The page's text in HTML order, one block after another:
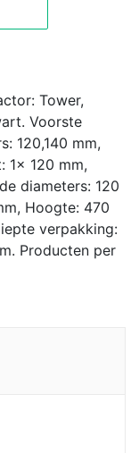
Tower,
Voorste
120,140 mm,
1x 120 mm,
diameters: 120
Hoogte: 470
verpakking:
Producten per